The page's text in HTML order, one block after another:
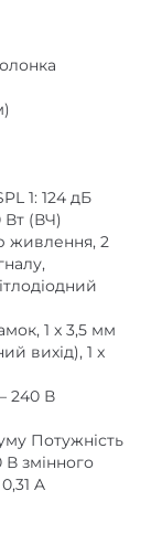
1: 124 дБ
(ВЧ)
живлення, 2
1 x 3,5 мм
вихід), 1 x
240 В
Потужність
змінного
A